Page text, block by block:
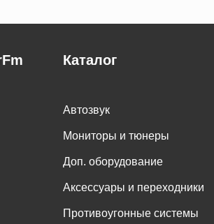
Каталог
Автозвук
Мониторы и тюнеры
Доп. оборудование
Аксессуары и переходники
Противоугонные системы